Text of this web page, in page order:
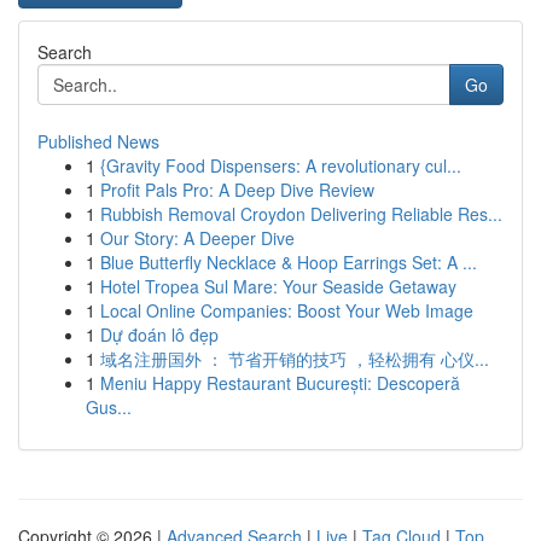
Search
Go
Published News
1 {Gravity Food Dispensers: A revolutionary cul...
1 Profit Pals Pro: A Deep Dive Review
1 Rubbish Removal Croydon Delivering Reliable Res...
1 Our Story: A Deeper Dive
1 Blue Butterfly Necklace & Hoop Earrings Set: A ...
1 Hotel Tropea Sul Mare: Your Seaside Getaway
1 Local Online Companies: Boost Your Web Image
1 Dự đoán lô đẹp
1 域名注册国外 ： 节省开销的技巧 ，轻松拥有 心仪...
1 Meniu Happy Restaurant București: Descoperă
Gus...
Copyright © 2026 | Advanced Search | Live | Tag Cloud | Top